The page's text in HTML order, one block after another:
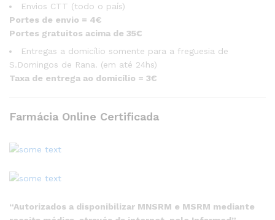
Envios CTT (todo o país)
Portes de envio = 4€
Portes gratuitos acima de 35€
Entregas a domicílio somente para a freguesia de
S.Domingos de Rana. (em até 24hs)
Taxa de entrega ao domicílio = 3€
Farmácia Online Certificada
“Autorizados a disponibilizar MNSRM e MSRM mediante